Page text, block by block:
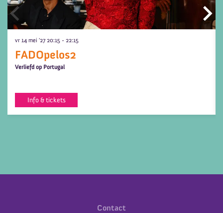
FADOpelos2
Verliefd op Portugal
vr 14 mei ’27 20:15 - 22:15
Info & tickets
Contact